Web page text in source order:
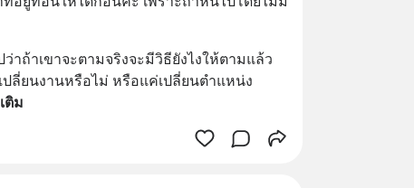
าถ้าเขาจะตามจริงจะมีวิธียังไงให้ตามแล้ว
ปลี่ยนงานหรือไม่ หรือแค่เปลี่ยนตำแหน่ง
ติม